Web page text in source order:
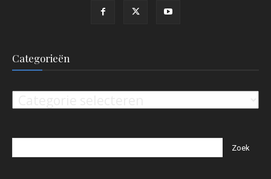
Categorieën
Categorieën